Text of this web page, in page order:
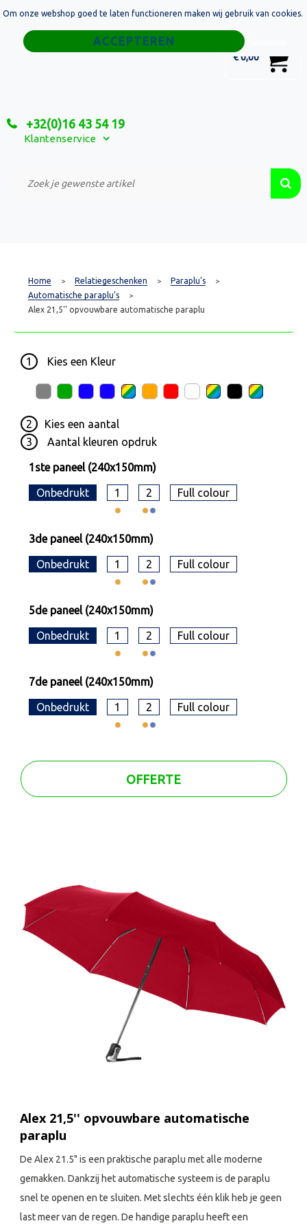
€ 0,00
+32(0)16 43 54 19
Klantenservice
Home
Relatiegeschenken
Custom Made Projecten
Home > Relatiegeschenken > Paraplu's >
Automatische paraplu's >
Alex 21,5'' opvouwbare automatische paraplu
1 Kies een Kleur
2 Kies een aantal
3
Aantal kleuren opdruk
1ste paneel (240x150mm)
Onbedrukt 1 2 Full colour
3de paneel (240x150mm)
Onbedrukt 1 2 Full colour
5de paneel (240x150mm)
Onbedrukt 1 2 Full colour
7de paneel (240x150mm)
Onbedrukt 1 2 Full colour
OFFERTE
Alex 21,5'' opvouwbare automatische
paraplu
De Alex 21.5" is een praktische paraplu met alle moderne
gemakken. Dankzij het automatische systeem is de paraplu
snel te openen en te sluiten. Met slechts één klik heb je geen
last meer van de regen. De handige paraplu heeft een
Om onze webshop goed te laten functioneren maken wij gebruik van cookies.